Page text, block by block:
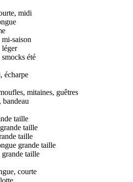
midi
mi-saison
léger
smocks été
écharpe
mitaines, guêtres
bandeau
taille
taille
taille
grande taille
grande taille
courte